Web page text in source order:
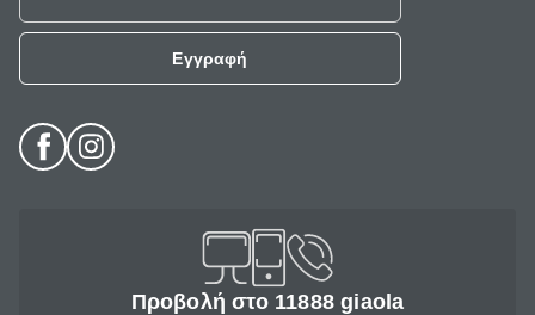
Εγγραφή
Προβολή στο 11888 giaola